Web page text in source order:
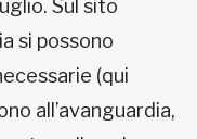
Sul sito
si possono
(qui
all’avanguardia,